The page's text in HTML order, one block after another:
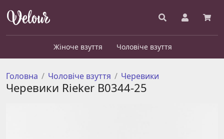
Жіноче взуття Чоловіче взуття
Головна Чоловіче взуття Черевики
Черевики Rieker В0344-25